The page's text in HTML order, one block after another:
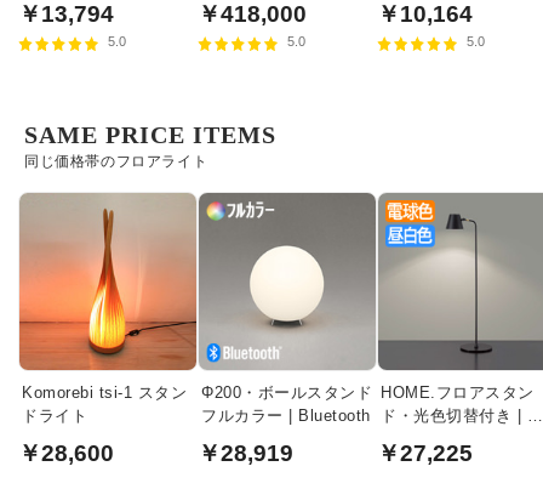
￥13,794
5.0
￥418,000
5.0
￥10,164
5.0
同じ価格帯のフロアライト
SAME PRICE ITEMS
Komorebi tsi-1 スタン
ドライト
￥28,600
Φ200・ボールスタンド
フルカラー | Bluetooth
￥28,919
HOME.フロアスタン
ド・光色切替付き | ブ
￥27,225